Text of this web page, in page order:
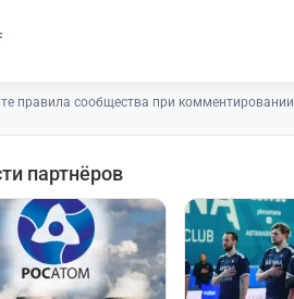
правила сообщества при комментировании